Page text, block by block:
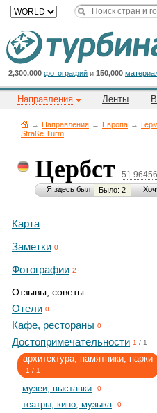
2,300,000 фотографий и 150,000
Направления Ленты
→ Направления → Европа →
Straße Turm
Цербст
Я здесь был Было: 2
Карта
Заметки 0
Фотографии 2
Отзывы, советы
Отели 0
Кафе, рестораны 0
Достопримечательности 1 / 1
архитектура, памятники, парки
1 / 1
музеи, выставки 0
театры, кино, музыка 0
Cейчас
на
сайте:
Title
Button